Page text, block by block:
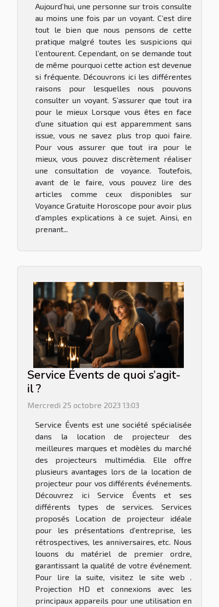
Aujourd’hui, une personne sur trois consulte
au moins une fois par un voyant. C’est dire
tout le bien que nous pensons de cette
pratique malgré toutes les suspicions qui
l’entourent. Cependant, on se demande tout
de même pourquoi cette action est devenue
si fréquente. Découvrons ici les différentes
raisons pour lesquelles nous pouvons
consulter un voyant. S’assurer que tout ira
pour le mieux Lorsque vous êtes en face
d’une situation qui est apparemment sans
issue, vous ne savez plus trop quoi faire.
Pour vous assurer que tout ira pour le
mieux, vous pouvez discrètement réaliser
une consultation de voyance. Toutefois,
avant de le faire, vous pouvez lire des
articles comme ceux disponibles sur
Voyance Gratuite Horoscope pour avoir plus
d’amples explications à ce sujet. Ainsi, en
prenant...
Service Évents de quoi s’agit-
il ?
Mercredi 25 octobre 2023 13:03
Service Évents est une société spécialisée
dans la location de projecteur des
meilleures marques et modèles du marché
des projecteurs multimédia. Elle offre
plusieurs avantages lors de la location de
projecteur pour vos différents événements.
Découvrez ici Service Évents et ses
différents types de services. Services
proposés Location de projecteur idéale
pour les présentations d’entreprise, les
rétrospectives, les anniversaires, etc. Nous
louons du matériel de premier ordre,
garantissant la qualité de votre événement.
Pour lire la suite, visitez le site web .
Projection HD et connexions avec les
principaux appareils pour une utilisation en